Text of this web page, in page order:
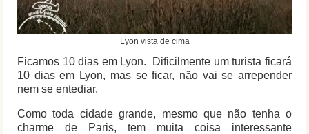
Lyon vista de cima
Ficamos 10 dias em Lyon. Dificilmente um turista ficará
10 dias em Lyon, mas se ficar, não vai se arrepender
nem se entediar.
Como toda cidade grande, mesmo que não tenha o
charme de Paris, tem muita coisa interessante